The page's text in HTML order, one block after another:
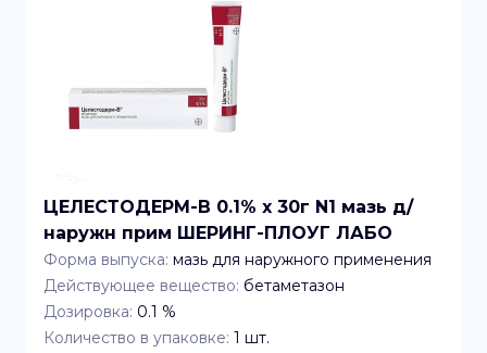
ЦЕЛЕСТОДЕРМ-В 0.1% x 30г N1 мазь д/
наружн прим ШЕРИНГ-ПЛОУГ ЛАБО
Форма выпуска: мазь для наружного применения
Действующее вещество: бетаметазон
Дозировка: 0.1 %
Количество в упаковке: 1 шт.